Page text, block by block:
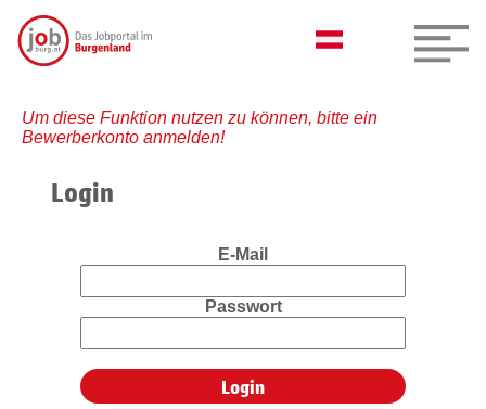
Um diese Funktion nutzen zu können, bitte ein
Bewerberkonto anmelden!
Login
E-Mail
Passwort